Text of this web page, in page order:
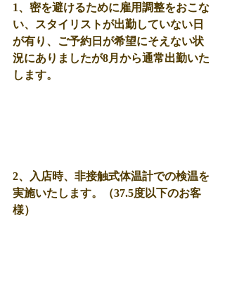
1、密を避けるために雇用調整をおこな
い、スタイリストが出勤していない日
が有り、ご予約日が希望にそえない状
況にありましたが8月から通常出勤いた
します。
2、入店時、 非接触式体温計での検温を
実施いたします。（37.5度以下のお客
様）